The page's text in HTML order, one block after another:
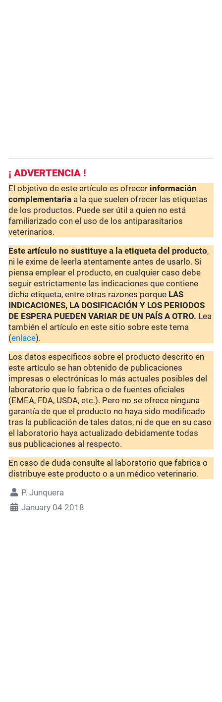
¡ ADVERTENCIA !
El objetivo de este artículo es ofrecer información
complementaria a la que suelen ofrecer las etiquetas
de los productos. Puede ser útil a quien no está
familiarizado con el uso de los antiparasitarios
veterinarios.
Este artículo no sustituye a la etiqueta del producto,
ni le exime de leerla atentamente antes de usarlo. Si
piensa emplear el producto, en cualquier caso debe
seguir estrictamente las indicaciones que contiene
dicha etiqueta, entre otras razones porque LAS
INDICACIONES, LA DOSIFICACIÓN Y LOS PERIODOS
DE ESPERA PUEDEN VARIAR DE UN PAÍS A OTRO. Lea
también el artículo en este sitio sobre este tema
(enlace).
Los datos específicos sobre el producto descrito en
este artículo se han obtenido de publicaciones
impresas o electrónicas lo más actuales posibles del
laboratorio que lo fabrica o de fuentes oficiales
(EMEA, FDA, USDA, etc.). Pero no se ofrece ninguna
garantía de que el producto no haya sido modificado
tras la publicación de tales datos, ni de que en su caso
el laboratorio haya actualizado debidamente todas
sus publicaciones al respecto.
En caso de duda consulte al laboratorio que fabrica o
distribuye este producto o a un médico veterinario.
P. Junquera
January 04 2018